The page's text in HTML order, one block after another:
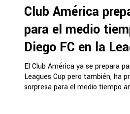
Club América
para el medio
Diego FC en la
El Club América ya se prepara
Leagues Cup pero también, ha
sorpresa para el medio tiempo